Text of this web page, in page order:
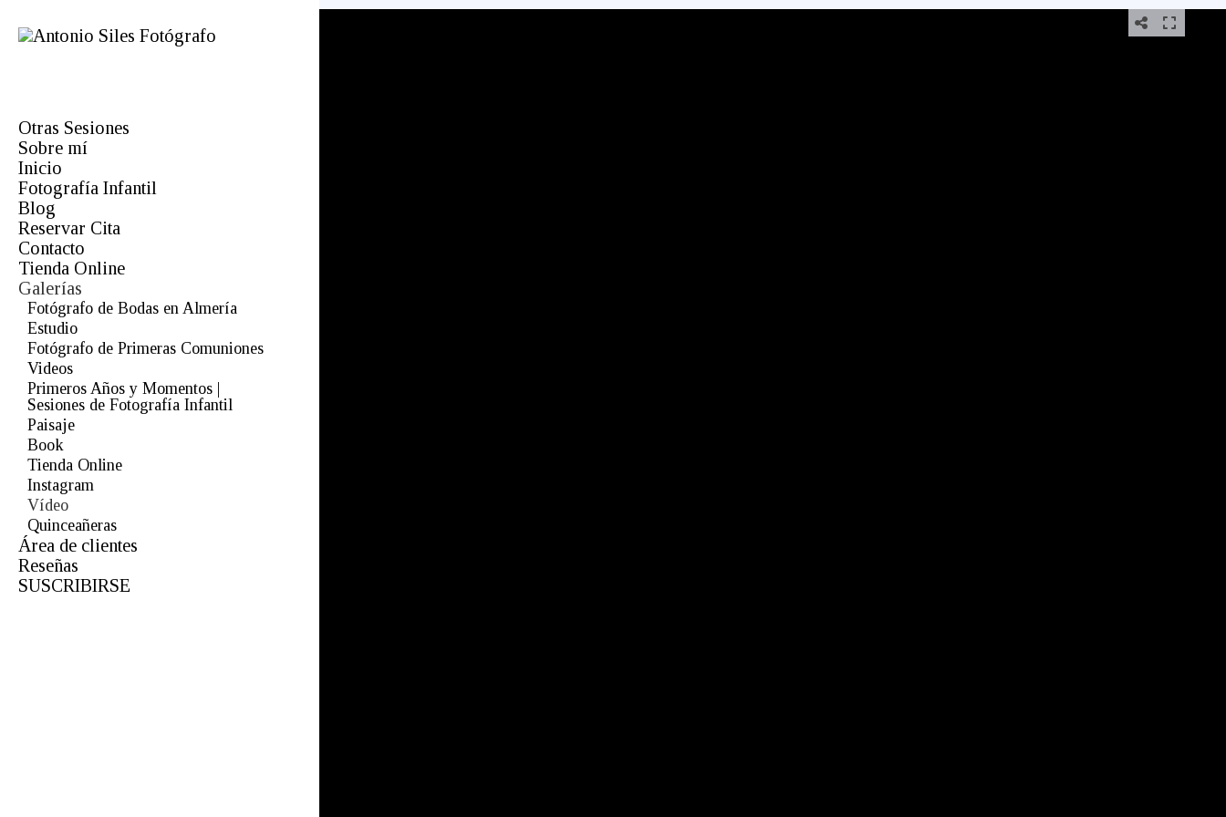
Otras Sesiones
Fotógrafo de comuniones en
Almería
Profesional
Bodas
Sobre mí
Inicio
Fotografía Infantil
Blog
Infantil
Comuniones
Mascotas
Orlas
Boda
Estudio
Bebés
Fotografía de Producto
Foto Carnet
Navidad
Reservar Cita
Contacto
Tienda Online
Galerías
Fotógrafo de Bodas en Almería
Estudio
Fotógrafo de Primeras Comuniones
Videos
Primeros Años y Momentos |
Sesiones de Fotografía Infantil
Paisaje
Book
Tienda Online
Instagram
Vídeo
Quinceañeras
Área de clientes
Reseñas
SUSCRIBIRSE